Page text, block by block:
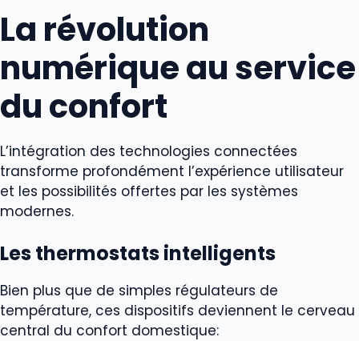
La révolution
numérique au service
du confort
L’intégration des technologies connectées
transforme profondément l’expérience utilisateur
et les possibilités offertes par les systèmes
modernes.
Les thermostats intelligents
Bien plus que de simples régulateurs de
température, ces dispositifs deviennent le cerveau
central du confort domestique: